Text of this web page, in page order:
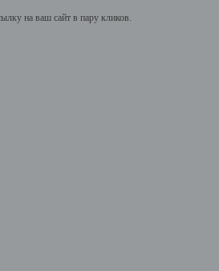
на ваш сайт в пару кликов.